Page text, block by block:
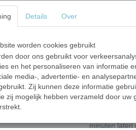
meer. Ook
Afmetingen
:
Presentatie :
oppervlakte
Geleverd op
: Leg
minuten laten
Details Over
worden cookies gebruikt
door ons gebruikt voor
en het personaliseren van informatie
media-, advertentie- en
Zij kunnen deze informatie
zij mogelijk hebben verzameld door uw